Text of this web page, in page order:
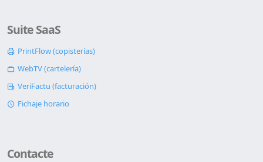
Suite SaaS
PrintFlow (copisterías)
WebTV (cartelería)
VeriFactu (facturación)
Fichaje horario
Contacte